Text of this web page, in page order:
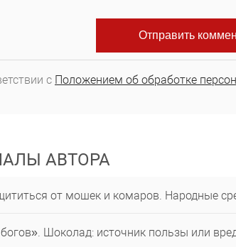
с Положением об обработке
АВТОРА
от мошек и комаров. Народные
Шоколад: источник пользы или